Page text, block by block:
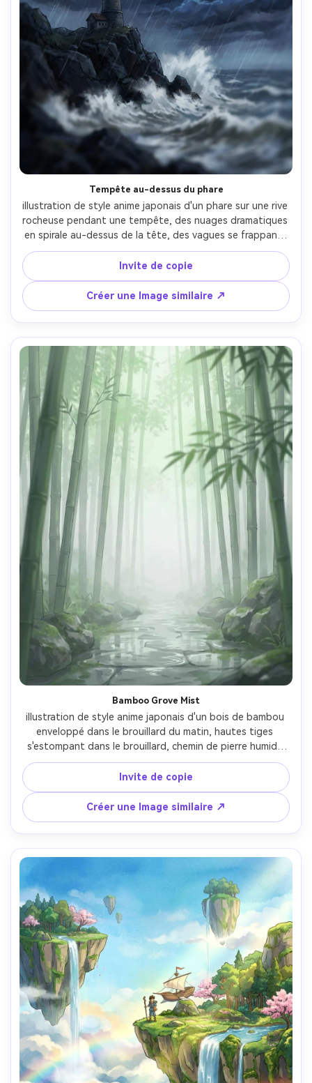
Tempête au-dessus du phare
illustration de style anime japonais d'un phare sur une rive
rocheuse pendant une tempête, des nuages dramatiques
en spirale au-dessus de la tête, des vagues se frappant,
un faisceau de phare brillant coupant la pluie, un éclairage
à haut contraste, des textures peintes, une composition
dynamique, une ambiance cinématographique intense, un
objectif de 85 mm, une profondeur de champ peu
profonde- -ar 4:5
Invite de copie
Créer une Image similaire ↗
Bamboo Grove Mist
illustration de style anime japonais d'un bois de bambou
enveloppé dans le brouillard du matin, hautes tiges
s'estompant dans le brouillard, chemin de pierre humide
avec des réflexions subtiles, lumière verte douce, art de
ligne propre avec l'ombrage peint doux, atmosphère
tranquille, encadrement cinématographique minimaliste,
objectif 85 mm, profondeur de champ peu profonde-AR
4:5
Invite de copie
Créer une Image similaire ↗